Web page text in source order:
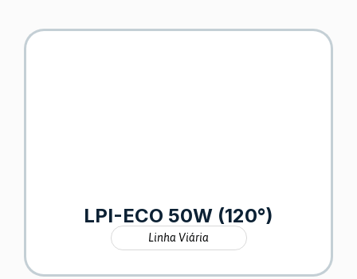
LPI-ECO 50W (120°)
Linha Viária